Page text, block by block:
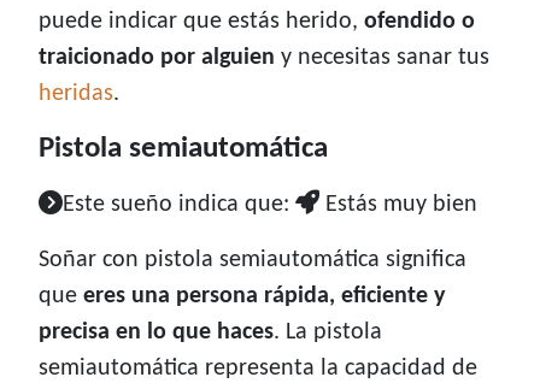
puede indicar que estás herido, ofendido o
traicionado por alguien y necesitas sanar tus
heridas.
Pistola semiautomática
Este sueño indica que: Estás muy bien
Soñar con pistola semiautomática significa
que eres una persona rápida, eficiente y
precisa en lo que haces. La pistola
semiautomática representa la capacidad de